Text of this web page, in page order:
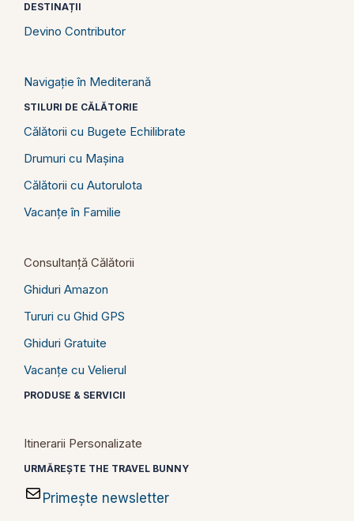
DESTINAȚII
Devino Contributor
Navigație în Mediterană
STILURI DE CĂLĂTORIE
Călătorii cu Bugete Echilibrate
Drumuri cu Mașina
Călătorii cu Autorulota
Vacanțe în Familie
Consultanță Călătorii
Ghiduri Amazon
Tururi cu Ghid GPS
Ghiduri Gratuite
Vacanțe cu Velierul
PRODUSE & SERVICII
Itinerarii Personalizate
URMĂREȘTE THE TRAVEL BUNNY
Primește newsletter